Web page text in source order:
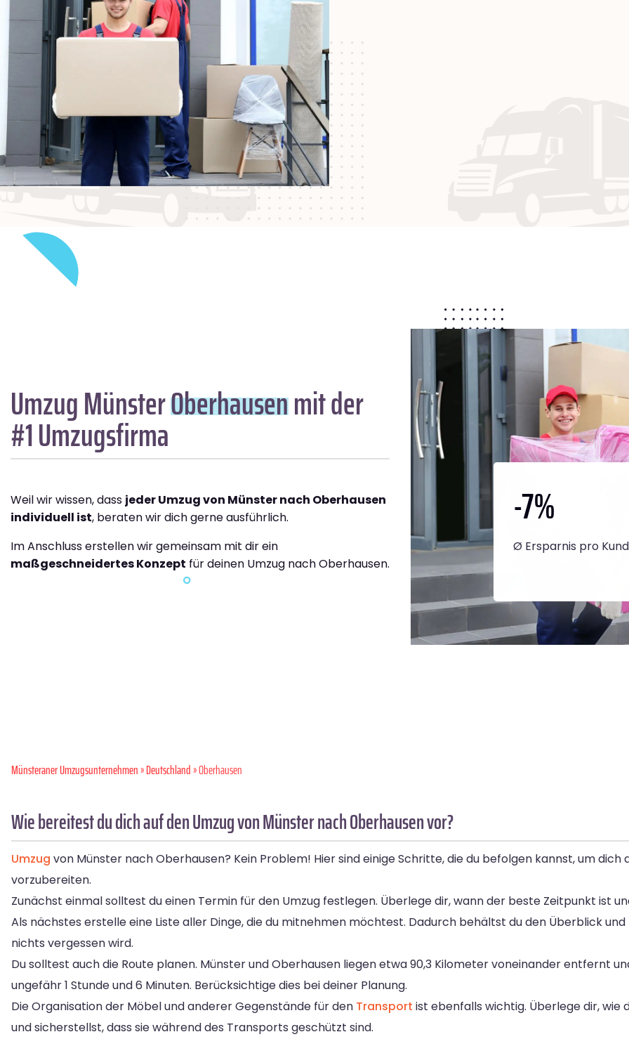
Umzug MünsterOberhausenmit der
#1 Umzugsfirma
Weil wir wissen, dass jeder Umzug von Münster nach Oberhausen
individuell ist, beraten wir dich gerne ausführlich.
Im Anschluss erstellen wir gemeinsam mit dir ein
maßgeschneidertes Konzept für deinen Umzug nach Oberhausen.
-7%
Ø Ersparnis pro
Münsteraner Umzugsunternehmen»Deutschland» Oberhausen
Wie bereitest du dich auf den Umzug von Münster nach Oberhausen vor?
Umzug von Münster nach Oberhausen? Kein Problem! Hier sind einige Schritte, die du befolgen kannst, um dich
vorzubereiten.
Zunächst einmal solltest du einen Termin für den Umzug festlegen. Überlege dir, wann der beste Zeitpunkt ist
Als nächstes erstelle eine Liste aller Dinge, die du mitnehmen möchtest. Dadurch behältst du den Überblick
nichts vergessen wird.
Du solltest auch die Route planen. Münster und Oberhausen liegen etwa 90,3 Kilometer voneinander entfernt
ungefähr 1 Stunde und 6 Minuten. Berücksichtige dies bei deiner Planung.
Die Organisation der Möbel und anderer Gegenstände für den Transport ist ebenfalls wichtig. Überlege dir, wie
und sicherstellst, dass sie während des Transports geschützt sind.